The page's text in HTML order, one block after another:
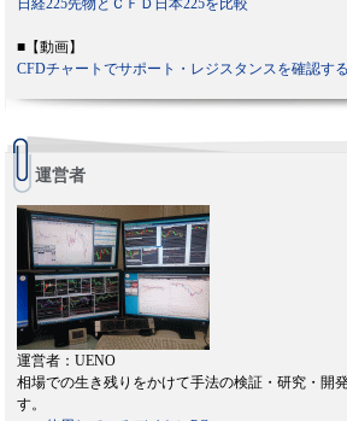
日経225先物とＣＦＤ日本225を比較
■【動画】
CFDチャートでサポート・レジスタンスを確認す
運営者
運営者：UENO
相場での生き残りをかけて手法の検証・研究・開
す。